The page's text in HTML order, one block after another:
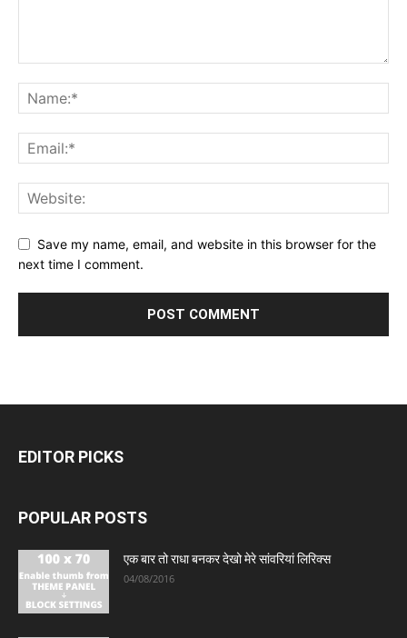
Save my name, email, and website in this browser for the
next time I comment.
EDITOR PICKS
POPULAR POSTS
एक बार तो राधा बनकर देखो मेरे सांवरियां लिरिक्स
04/08/2016